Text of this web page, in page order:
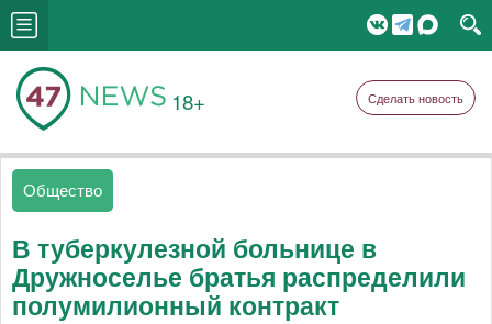
18+ Сделать новость
Общество
В туберкулезной больнице в
Дружноселье братья распределили
полумилионный контракт